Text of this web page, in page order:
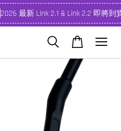
2026 最新 Link 2.1 & Link 2.2 即將到